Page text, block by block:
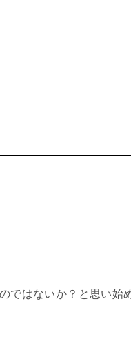
ではないか？と思い始